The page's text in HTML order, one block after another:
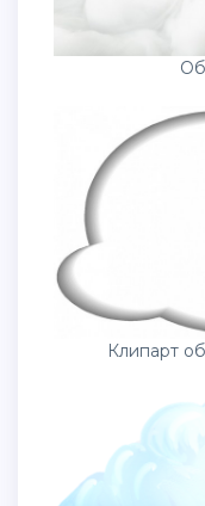
Клипарт